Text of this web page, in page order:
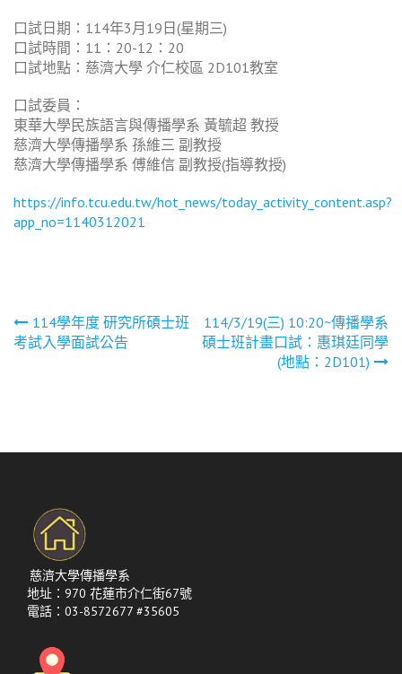
口試日期：114年3月19日(星期三)
口試時間：11：20-12：20
口試地點：慈濟大學 介仁校區 2D101教室
口試委員：
東華大學民族語言與傳播學系 黃毓超 教授
慈濟大學傳播學系 孫維三 副教授
慈濟大學傳播學系 傅維信 副教授(指導教授)
https://info.tcu.edu.tw/hot_news/today_activity_content.asp?
app_no=1140312021
文
覽
114學年度 研究所碩士班
考試入學面試公告
114/3/19(三) 10:20~傳播學系
碩士班計畫口試：惠琪廷同學
(地點：2D101)
慈濟大學傳播學系
地址：970 花蓮市介仁街67號
電話：03-8572677 #35605